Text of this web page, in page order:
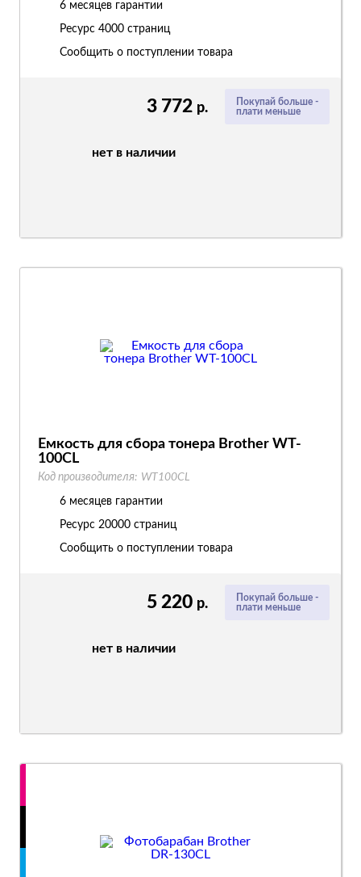
Покупай больше -
плати меньше
3 772 р.
нет в наличии
6 месяцев гарантии
Ресурс 4000 страниц
Сообщить о поступлении товара
Покупай больше -
плати меньше
5 220 р.
нет в наличии
Емкость для сбора тонера Brother WT-
100CL
Код производителя: WT100CL
6 месяцев гарантии
Ресурс 20000 страниц
Сообщить о поступлении товара